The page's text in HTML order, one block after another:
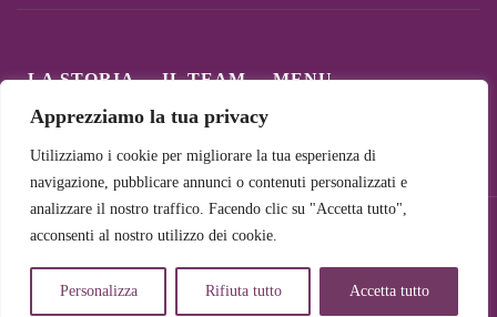
Apprezziamo la tua privacy
Utilizziamo i cookie per migliorare la tua esperienza di
navigazione, pubblicare annunci o contenuti personalizzati e
analizzare il nostro traffico. Facendo clic su "Accetta tutto",
acconsenti al nostro utilizzo dei cookie.
Personalizza Rifiuta tutto Accetta tutto
LA STORIA IL TEAM
MENU
CARTA DEI VINI
COLLABORAZIONI
© Copyright 2026. All Rights Reserved. Powered by UFOLAB
mar sab 12.30 14.00 19.30 22 dom 12.30 14.00